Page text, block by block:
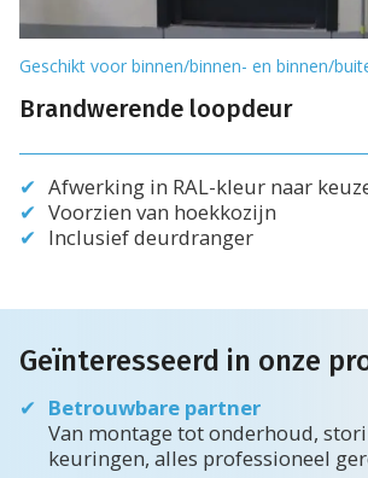
Brandwerende loopdeur
Geschikt voor binnen/binnen- en binnen/
Afwerking in RAL-kleur naar
Voorzien van hoekkozijn
Inclusief deurdranger
Geïnteresseerd in onze
Betrouwbare partner
Van montage tot onderhoud,
keuringen, alles professioneel